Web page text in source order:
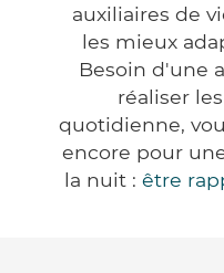
auxiliaires de
les mieux
Besoin d'une
réaliser
quotidienne,
encore pour
la nuit : être